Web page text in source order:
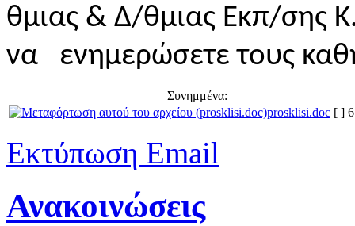
θμιας & Δ/θμιας Εκπ/σης
να ενημερώσετε τους
Συνημμένα:
prosklisi.doc [ ]
Εκτύπωση Email
Ανακοινώσεις